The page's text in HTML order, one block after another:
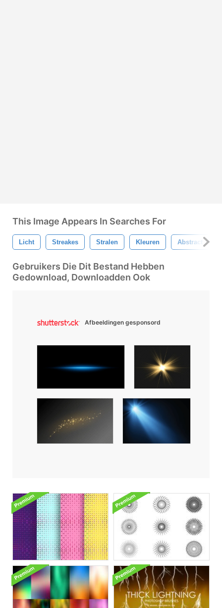
This Image Appears In Searches For
Licht Streakes Stralen Kleuren Abstract
Gebruikers Die Dit Bestand Hebben
Gedownload, Downloadden Ook
Afbeeldingen gesponsord